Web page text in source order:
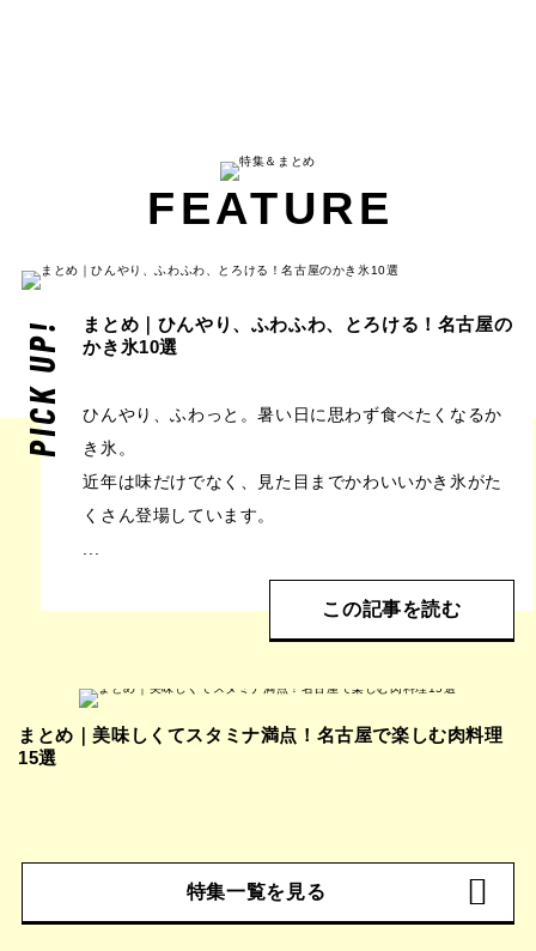
FEATURE
PICK UP!
まとめ｜ひんやり、ふわふわ、とろける！名古屋の
かき氷10選
ひんやり、ふわっと。暑い日に思わず食べたくなるか
き氷。
近年は味だけでなく、見た目までかわいいかき氷がた
くさん登場しています。
...
この記事を読む
まとめ｜美味しくてスタミナ満点！名古屋で楽しむ肉料理
15選
特集一覧を見る